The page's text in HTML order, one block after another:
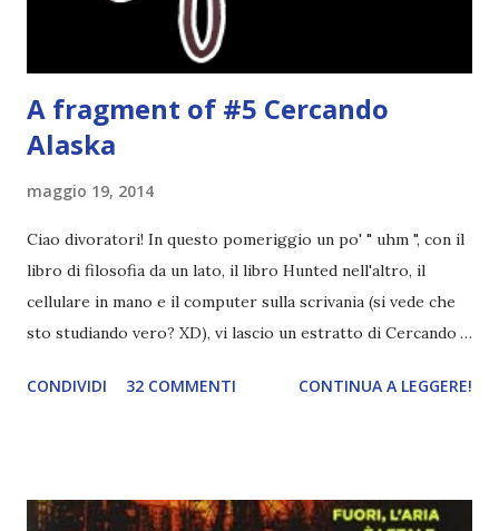
Tahereh Mafi ★ ★ ★ ★ ★ Ho già scritto una recensi...
A fragment of #5 Cercando
Alaska
maggio 19, 2014
Ciao divoratori! In questo pomeriggio un po' " uhm ", con il
libro di filosofia da un lato, il libro Hunted nell'altro, il
cellulare in mano e il computer sulla scrivania (si vede che
sto studiando vero? XD), vi lascio un estratto di Cercando
costante nelle rubriche. Odiavo lo sport. Odiavo lo sport,
cui si gioca a mini-baseball mia madre voleva che mi facessi
CONDIVIDI 32 COMMENTI CONTINUA A LEGGERE!